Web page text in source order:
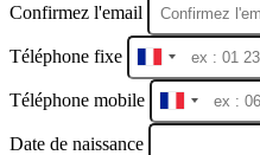
Confirmez l'email
Téléphone fixe
France
+33
Téléphone mobile
France
+33
Date de naissance